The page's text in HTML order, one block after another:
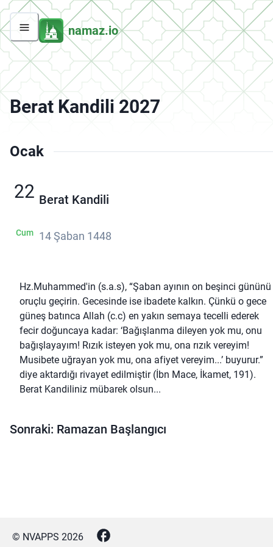
namaz.io
Berat Kandili 2027
Ocak
22
Cum
Berat Kandili
14 Şaban 1448
Hz.Muhammed'in (s.a.s), “Şaban ayının on beşinci gününü
oruçlu geçirin. Gecesinde ise ibadete kalkın. Çünkü o gece
güneş batınca Allah (c.c) en yakın semaya tecelli ederek
fecir doğuncaya kadar: ‘Bağışlanma dileyen yok mu, onu
bağışlayayım! Rızık isteyen yok mu, ona rızık vereyim!
Musibete uğrayan yok mu, ona afiyet vereyim...’ buyurur.”
diye aktardığı rivayet edilmiştir (İbn Mace, İkamet, 191).
Berat Kandiliniz mübarek olsun...
Sonraki: Ramazan Başlangıcı
© NVAPPS 2026